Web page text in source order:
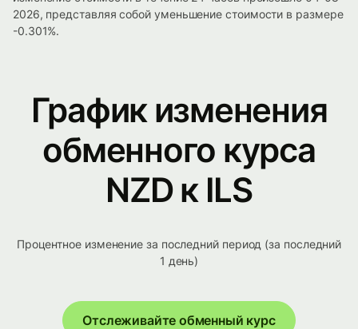
2026, представляя собой уменьшение стоимости в размере
-0.301%.
График изменения
обменного курса
NZD к ILS
Процентное изменение за последний период (за последний
1 день)
Отслеживайте обменный курс